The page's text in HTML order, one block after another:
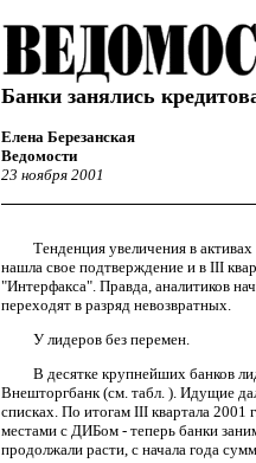
Банки занялись
Елена Березанская
Ведомости
23 ноября 2001
Тенденция увеличения в активах
нашла свое подтверждение и в III
"Интерфакса". Правда, аналитиков
переходят в разряд невозвратных.
У лидеров без перемен.
В десятке крупнейших банков
Внешторгбанк (см. табл. ). Идущие
списках. По итогам III квартала
местами с ДИБом - теперь банки
продолжали расти, с начала года